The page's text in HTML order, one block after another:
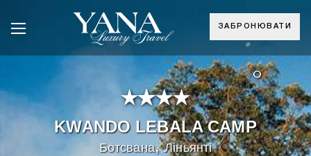
ЗАБРОНЮВАТИ
°
KWANDO LEBALA CAMP
Ботсвана,Ліньянті